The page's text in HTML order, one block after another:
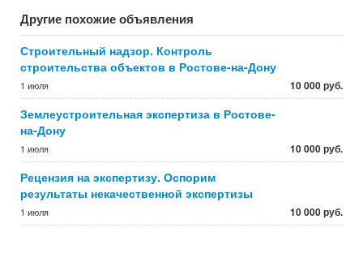
Другие похожие объявления
Строительный надзор. Контроль
строительства объектов в Ростове-на-Дону
1 июля 10 000 руб.
Землеустроительная экспертиза в Ростове-
на-Дону
1 июля 10 000 руб.
Рецензия на экспертизу. Оспорим
результаты некачественной экспертизы
1 июля 10 000 руб.